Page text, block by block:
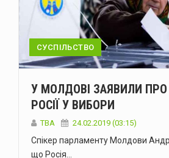
СУСПІЛЬСТВО
У МОЛДОВІ ЗАЯВИЛИ
РОСІЇ У ВИБОРИ
TBA 24.02.2019 (03:15)
Спікер парламенту Молдови
що Росія…